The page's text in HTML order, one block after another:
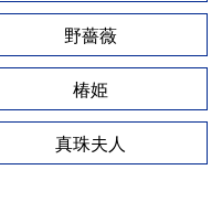
野薔薇
椿姫
真珠夫人